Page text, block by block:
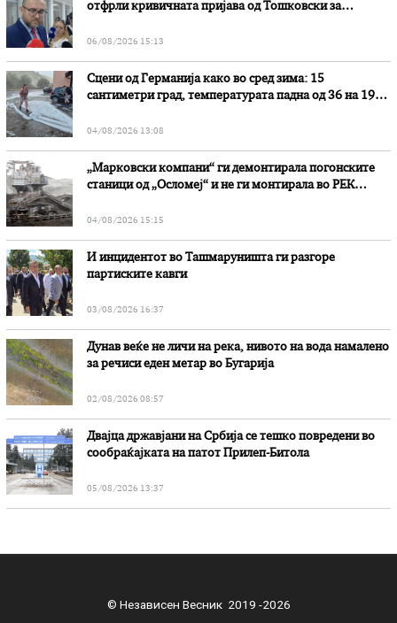
отфрли кривичната пријава од Тошковски за
06/08/2026 15:13
Сцени од Германија како во сред зима: 15
сантиметри град, температурата падна од 36 на 19
04/08/2026 13:08
„Марковски компани“ ги демонтирала погонските
станици од „Осломеј“ и не ги монтирала во РЕК
04/08/2026 15:15
И инцидентот во Ташмаруништa ги разгоре
партиските кавги
03/08/2026 16:37
Дунав веќе не личи на река, нивото на вода намалено
за речиси еден метар во Бугарија
02/08/2026 08:57
Двајца државјани на Србија се тешко повредени во
сообраќајката на патот Прилеп-Битола
05/08/2026 13:37
© Независен Весник 2019 -2026